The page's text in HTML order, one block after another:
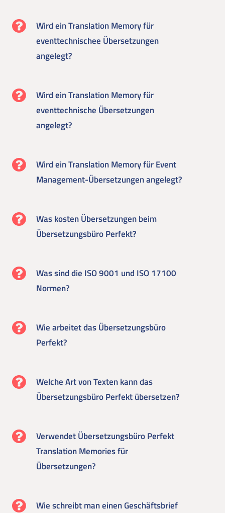
Wird ein Translation Memory für
eventtechnischee Übersetzungen
angelegt?
Wird ein Translation Memory für
eventtechnische Übersetzungen
angelegt?
Wird ein Translation Memory für Event
Management-Übersetzungen angelegt?
Was kosten Übersetzungen beim
Übersetzungsbüro Perfekt?
Was sind die ISO 9001 und ISO 17100
Normen?
Wie arbeitet das Übersetzungsbüro
Perfekt?
Welche Art von Texten kann das
Übersetzungsbüro Perfekt übersetzen?
Verwendet Übersetzungsbüro Perfekt
Translation Memories für
Übersetzungen?
Wie schreibt man einen Geschäftsbrief